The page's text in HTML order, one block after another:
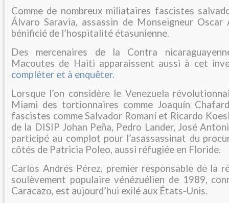
Comme de nombreux miliataires fascistes
Álvaro Saravia, assassin de Monseigneur Oscar
bénificié de l’hospitalité étasunienne.
Des mercenaires de la Contra
Macoutes de Haiti apparaissent aussi à cet
compléter et à enquêter.
Lorsque l’on considère le Venezuela
Miami des tortionnaires comme Joaquín
fascistes comme Salvador Romaní et Ricardo
de la DISIP Johan Peña, Pedro Lander, José
participé au complot pour l’asassassinat du
côtés de Patricia Poleo, aussi réfugiée en Floride.
Carlos Andrés Pérez, premier responsable de la
soulèvement populaire vénézuélien de 1989,
Caracazo, est aujourd’hui exilé aux États-Unis.